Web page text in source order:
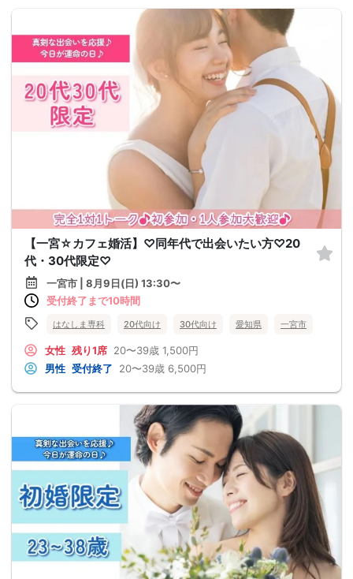
【一宮☆カフェ婚活】♡同年代で出会いたい方♡20
代・30代限定♡
一宮市 | 8月9日(日) 13:30〜
受付終了まで10時間
はなしま専科 20代向け 30代向け 愛知県 一宮市
女性 残り1席 20〜39歳 1,500円
男性 受付終了 20〜39歳 6,500円